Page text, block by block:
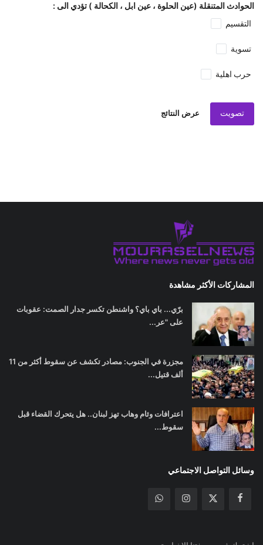
الحوادث المتنقلة (عين الحلوة ، عين ابل ، الكحالة ) تؤدي الى :
التقسيم
تسوية
حرب اهلية
تصويت عرض النتائج
المشاركات الأكثر مشاهدة
برّي... باي باي؟ واشنطن تكسر جدار الصمت: عقوبات
على "عر...
مجزرة في الجنوب: مصادر تكشف عن سقوط أكثر من 11
ألف قتيل...
اعترافات وئام وهاب تهز لبنان.. هل يتحرك القضاء قبل
سقوط...
وسائل التواصل الاجتماعي